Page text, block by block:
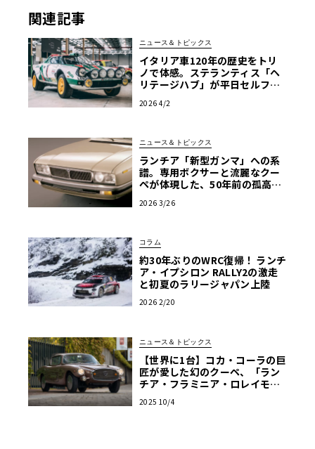
関連記事
ニュース＆トピックス
イタリア車120年の歴史をトリ
ノで体感。ステランティス「ヘ
リテージハブ」が平日セルフ見
2026 4/2
ニュース＆トピックス
ランチア「新型ガンマ」への系
譜。専用ボクサーと流麗なクー
ペが体現した、50年前の孤高の
2026 3/26
コラム
約30年ぶりのWRC復帰！ ランチ
ア・イプシロン RALLY2の激走
と初夏のラリージャパン上陸
2026 2/20
ニュース＆トピックス
【世界に1台】コカ・コーラの巨
匠が愛した幻のクーペ、「ラン
チア・フラミニア・ロレイモ」
2025 10/4